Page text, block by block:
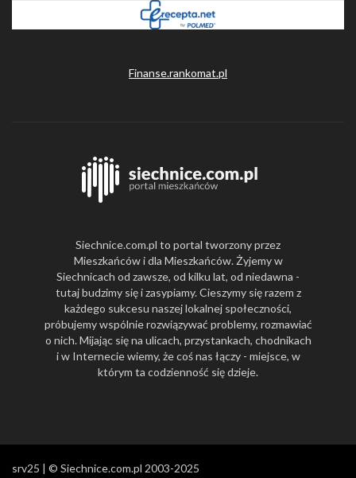
Finanse.rankomat.pl
Siechnice.com.pl to portal tworzony przez
Mieszkańców i dla Mieszkańców. Żyjemy w
Siechnicach od zawsze, od kilku lat, od niedawna -
tutaj budzimy się i zasypiamy. Cieszymy się razem z
każdego sukcesu naszej lokalnej społeczności,
próbujemy wspólnie rozwiązywać problemy, rozmawiać
o nich. Mijając się na ulicach, przystankach, chodnikach
i w Internecie wiemy, że coś nas łączy - miejsce, w
którym ta codzienność się dzieje.
srv25 | © Siechnice.com.pl 2003-2025